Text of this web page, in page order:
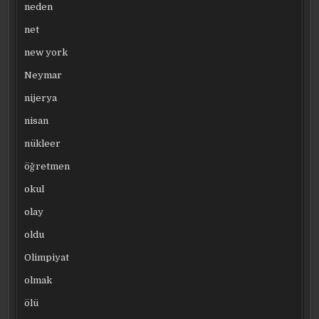
neden
net
new york
Neymar
nijerya
nisan
nükleer
öğretmen
okul
olay
oldu
Olimpiyat
olmak
ölü